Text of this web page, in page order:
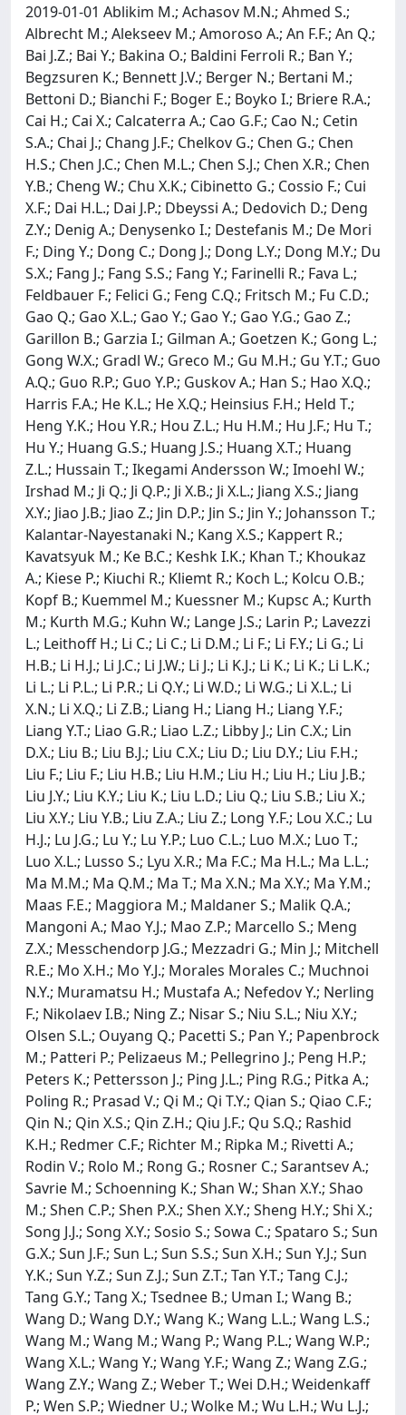
2019-01-01 Ablikim M.; Achasov M.N.; Ahmed S.;
Albrecht M.; Alekseev M.; Amoroso A.; An F.F.; An Q.;
Bai J.Z.; Bai Y.; Bakina O.; Baldini Ferroli R.; Ban Y.;
Begzsuren K.; Bennett J.V.; Berger N.; Bertani M.;
Bettoni D.; Bianchi F.; Boger E.; Boyko I.; Briere R.A.;
Cai H.; Cai X.; Calcaterra A.; Cao G.F.; Cao N.; Cetin
S.A.; Chai J.; Chang J.F.; Chelkov G.; Chen G.; Chen
H.S.; Chen J.C.; Chen M.L.; Chen S.J.; Chen X.R.; Chen
Y.B.; Cheng W.; Chu X.K.; Cibinetto G.; Cossio F.; Cui
X.F.; Dai H.L.; Dai J.P.; Dbeyssi A.; Dedovich D.; Deng
Z.Y.; Denig A.; Denysenko I.; Destefanis M.; De Mori
F.; Ding Y.; Dong C.; Dong J.; Dong L.Y.; Dong M.Y.; Du
S.X.; Fang J.; Fang S.S.; Fang Y.; Farinelli R.; Fava L.;
Feldbauer F.; Felici G.; Feng C.Q.; Fritsch M.; Fu C.D.;
Gao Q.; Gao X.L.; Gao Y.; Gao Y.; Gao Y.G.; Gao Z.;
Garillon B.; Garzia I.; Gilman A.; Goetzen K.; Gong L.;
Gong W.X.; Gradl W.; Greco M.; Gu M.H.; Gu Y.T.; Guo
A.Q.; Guo R.P.; Guo Y.P.; Guskov A.; Han S.; Hao X.Q.;
Harris F.A.; He K.L.; He X.Q.; Heinsius F.H.; Held T.;
Heng Y.K.; Hou Y.R.; Hou Z.L.; Hu H.M.; Hu J.F.; Hu T.;
Hu Y.; Huang G.S.; Huang J.S.; Huang X.T.; Huang
Z.L.; Hussain T.; Ikegami Andersson W.; Imoehl W.;
Irshad M.; Ji Q.; Ji Q.P.; Ji X.B.; Ji X.L.; Jiang X.S.; Jiang
X.Y.; Jiao J.B.; Jiao Z.; Jin D.P.; Jin S.; Jin Y.; Johansson T.;
Kalantar-Nayestanaki N.; Kang X.S.; Kappert R.;
Kavatsyuk M.; Ke B.C.; Keshk I.K.; Khan T.; Khoukaz
A.; Kiese P.; Kiuchi R.; Kliemt R.; Koch L.; Kolcu O.B.;
Kopf B.; Kuemmel M.; Kuessner M.; Kupsc A.; Kurth
M.; Kurth M.G.; Kuhn W.; Lange J.S.; Larin P.; Lavezzi
L.; Leithoff H.; Li C.; Li C.; Li D.M.; Li F.; Li F.Y.; Li G.; Li
H.B.; Li H.J.; Li J.C.; Li J.W.; Li J.; Li K.J.; Li K.; Li K.; Li L.K.;
Li L.; Li P.L.; Li P.R.; Li Q.Y.; Li W.D.; Li W.G.; Li X.L.; Li
X.N.; Li X.Q.; Li Z.B.; Liang H.; Liang H.; Liang Y.F.;
Liang Y.T.; Liao G.R.; Liao L.Z.; Libby J.; Lin C.X.; Lin
D.X.; Liu B.; Liu B.J.; Liu C.X.; Liu D.; Liu D.Y.; Liu F.H.;
Liu F.; Liu F.; Liu H.B.; Liu H.M.; Liu H.; Liu H.; Liu J.B.;
Liu J.Y.; Liu K.Y.; Liu K.; Liu L.D.; Liu Q.; Liu S.B.; Liu X.;
Liu X.Y.; Liu Y.B.; Liu Z.A.; Liu Z.; Long Y.F.; Lou X.C.; Lu
H.J.; Lu J.G.; Lu Y.; Lu Y.P.; Luo C.L.; Luo M.X.; Luo T.;
Luo X.L.; Lusso S.; Lyu X.R.; Ma F.C.; Ma H.L.; Ma L.L.;
Ma M.M.; Ma Q.M.; Ma T.; Ma X.N.; Ma X.Y.; Ma Y.M.;
Maas F.E.; Maggiora M.; Maldaner S.; Malik Q.A.;
Mangoni A.; Mao Y.J.; Mao Z.P.; Marcello S.; Meng
Z.X.; Messchendorp J.G.; Mezzadri G.; Min J.; Mitchell
R.E.; Mo X.H.; Mo Y.J.; Morales Morales C.; Muchnoi
N.Y.; Muramatsu H.; Mustafa A.; Nefedov Y.; Nerling
F.; Nikolaev I.B.; Ning Z.; Nisar S.; Niu S.L.; Niu X.Y.;
Olsen S.L.; Ouyang Q.; Pacetti S.; Pan Y.; Papenbrock
M.; Patteri P.; Pelizaeus M.; Pellegrino J.; Peng H.P.;
Peters K.; Pettersson J.; Ping J.L.; Ping R.G.; Pitka A.;
Poling R.; Prasad V.; Qi M.; Qi T.Y.; Qian S.; Qiao C.F.;
Qin N.; Qin X.S.; Qin Z.H.; Qiu J.F.; Qu S.Q.; Rashid
K.H.; Redmer C.F.; Richter M.; Ripka M.; Rivetti A.;
Rodin V.; Rolo M.; Rong G.; Rosner C.; Sarantsev A.;
Savrie M.; Schoenning K.; Shan W.; Shan X.Y.; Shao
M.; Shen C.P.; Shen P.X.; Shen X.Y.; Sheng H.Y.; Shi X.;
Song J.J.; Song X.Y.; Sosio S.; Sowa C.; Spataro S.; Sun
G.X.; Sun J.F.; Sun L.; Sun S.S.; Sun X.H.; Sun Y.J.; Sun
Y.K.; Sun Y.Z.; Sun Z.J.; Sun Z.T.; Tan Y.T.; Tang C.J.;
Tang G.Y.; Tang X.; Tsednee B.; Uman I.; Wang B.;
Wang D.; Wang D.Y.; Wang K.; Wang L.L.; Wang L.S.;
Wang M.; Wang M.; Wang P.; Wang P.L.; Wang W.P.;
Wang X.L.; Wang Y.; Wang Y.F.; Wang Z.; Wang Z.G.;
Wang Z.Y.; Wang Z.; Weber T.; Wei D.H.; Weidenkaff
P.; Wen S.P.; Wiedner U.; Wolke M.; Wu L.H.; Wu L.J.;